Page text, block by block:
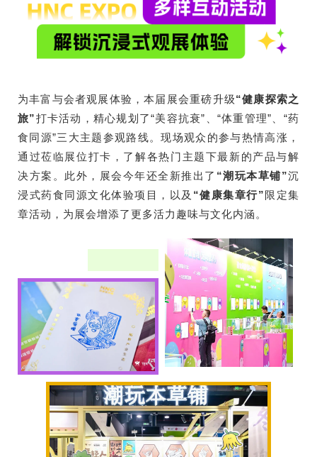
为丰富与会者观展体验，本届展会重磅升级“健康探索之
旅”打卡活动，精心规划了“美容抗衰”、“体重管理”、“药
食同源”三大主题参观路线。现场观众的参与热情高涨，
通过莅临展位打卡，了解各热门主题下最新的产品与解
决方案。此外，展会今年还全新推出了 “潮玩本草铺”沉
浸式药食同源文化体验项目，以及 “健康集章行”限定集
章活动，为展会增添了更多活力趣味与文化内涵。